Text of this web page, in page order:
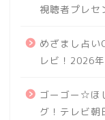
視聴者プレセ
めざまし占
レビ！2026
ゴーゴー☆ほ
グ！テレビ朝